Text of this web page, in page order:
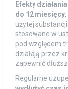
Efekty
do 12 miesięcy,
użytej
stosowane w
pod względem
działają przez
zapewnić
Regularne